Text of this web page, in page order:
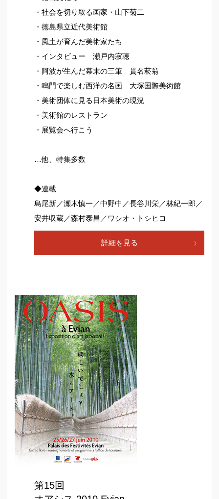
・社会を切り取る画家・山下菊二
・徳島県立近代美術館
・風土が育んだ美術家たち
・インタビュー 瀬戸内寂聴
・阿波が生んだ幕末の三筆 貫名菘翁
・鳴門で楽しむ西洋の名画 大塚国際美術館
・美術団体に見る日本美術の現況
・美術館のレストラン
・展覧会へ行こう
…他、特集多数
◆連載
島尾新／瀬木慎一／中野中／長谷川栄／林紀一郎／
安井収蔵／森村泰昌／ワシオ・トシヒコ
詳細を見る
第15回